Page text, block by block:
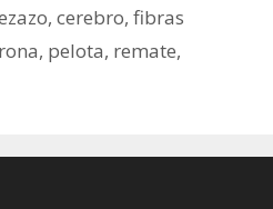
,cerebro,fibras
, pelota, remate,